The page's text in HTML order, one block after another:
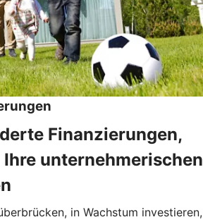
Finanzierungen,
Ihre unternehmerischen
in Wachstum investieren,